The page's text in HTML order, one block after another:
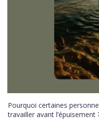
Pourquoi certaines
travailler avant l’épuisement